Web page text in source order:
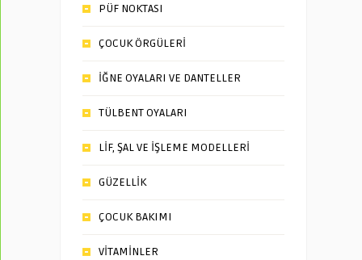
PÜF NOKTASI
ÇOCUK ÖRGÜLERİ
İĞNE OYALARI VE DANTELLER
TÜLBENT OYALARI
LİF, ŞAL VE İŞLEME MODELLERİ
GÜZELLİK
ÇOCUK BAKIMI
VİTAMİNLER